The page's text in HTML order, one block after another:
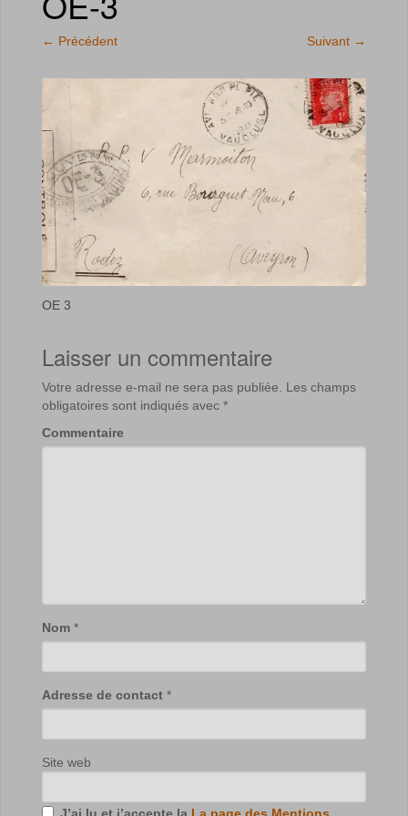
← Précédent Suivant →
OE 3
Laisser un commentaire
Votre adresse e-mail ne sera pas publiée. Les champs
obligatoires sont indiqués avec *
Commentaire
Nom *
Adresse de contact *
Site web